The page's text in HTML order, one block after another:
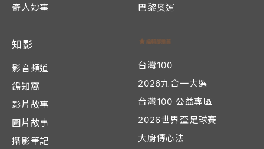
奇人妙事
巴黎奧運
知影
影音頻道
鴿知窩
影片故事
圖片故事
攝影筆記
台灣100
2026九合一大選
台灣100 公益專區
2026世界盃足球賽
大廚傳心法